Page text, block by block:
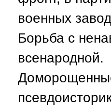
военных
Борьба с
всенародной.